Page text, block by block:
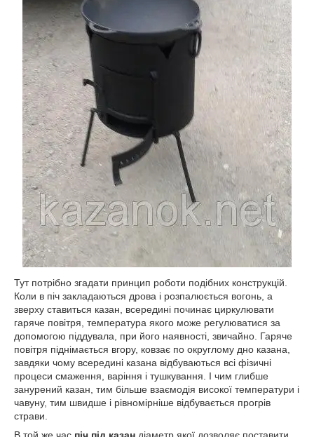
Тут потрібно згадати принцип роботи подібних конструкцій.
Коли в піч закладаються дрова і розпалюється вогонь, а
зверху ставиться казан, всередині починає циркулювати
гаряче повітря, температура якого може регулюватися за
допомогою піддувала, при його наявності, звичайно. Гаряче
повітря піднімається вгору, ковзає по округлому дно казана,
завдяки чому всередині казана відбуваються всі фізичні
процеси смаження, варіння і тушкування. І чим глибше
занурений казан, тим більше взаємодія високої температури і
чавуну, тим швидше і рівномірніше відбувається прогрів
страви.